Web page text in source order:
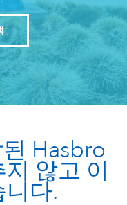
Hasbro
않고 이
니다.